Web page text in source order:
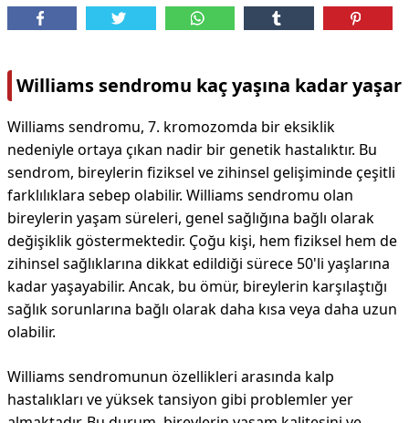
Williams sendromu kaç yaşına kadar yaşar
Williams sendromu, 7. kromozomda bir eksiklik
nedeniyle ortaya çıkan nadir bir genetik hastalıktır. Bu
sendrom, bireylerin fiziksel ve zihinsel gelişiminde çeşitli
farklılıklara sebep olabilir. Williams sendromu olan
bireylerin yaşam süreleri, genel sağlığına bağlı olarak
değişiklik göstermektedir. Çoğu kişi, hem fiziksel hem de
zihinsel sağlıklarına dikkat edildiği sürece 50'li yaşlarına
kadar yaşayabilir. Ancak, bu ömür, bireylerin karşılaştığı
sağlık sorunlarına bağlı olarak daha kısa veya daha uzun
olabilir.
Williams sendromunun özellikleri arasında kalp
hastalıkları ve yüksek tansiyon gibi problemler yer